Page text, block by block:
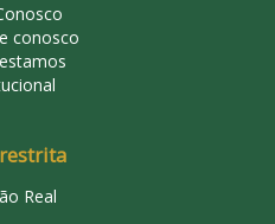
conosco
Real